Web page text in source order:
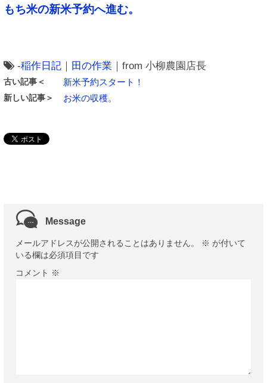
もち米の新米予約へ進む。
-稲作日記 ｜ 田の作業 ｜from 小柳農園店長
古い記事＜ 新米予約スタート！
新しい記事＞ お米の収穫。
Message
メールアドレスが公開されることはありません。 ※ が付いて
いる欄は必須項目です
コメント ※